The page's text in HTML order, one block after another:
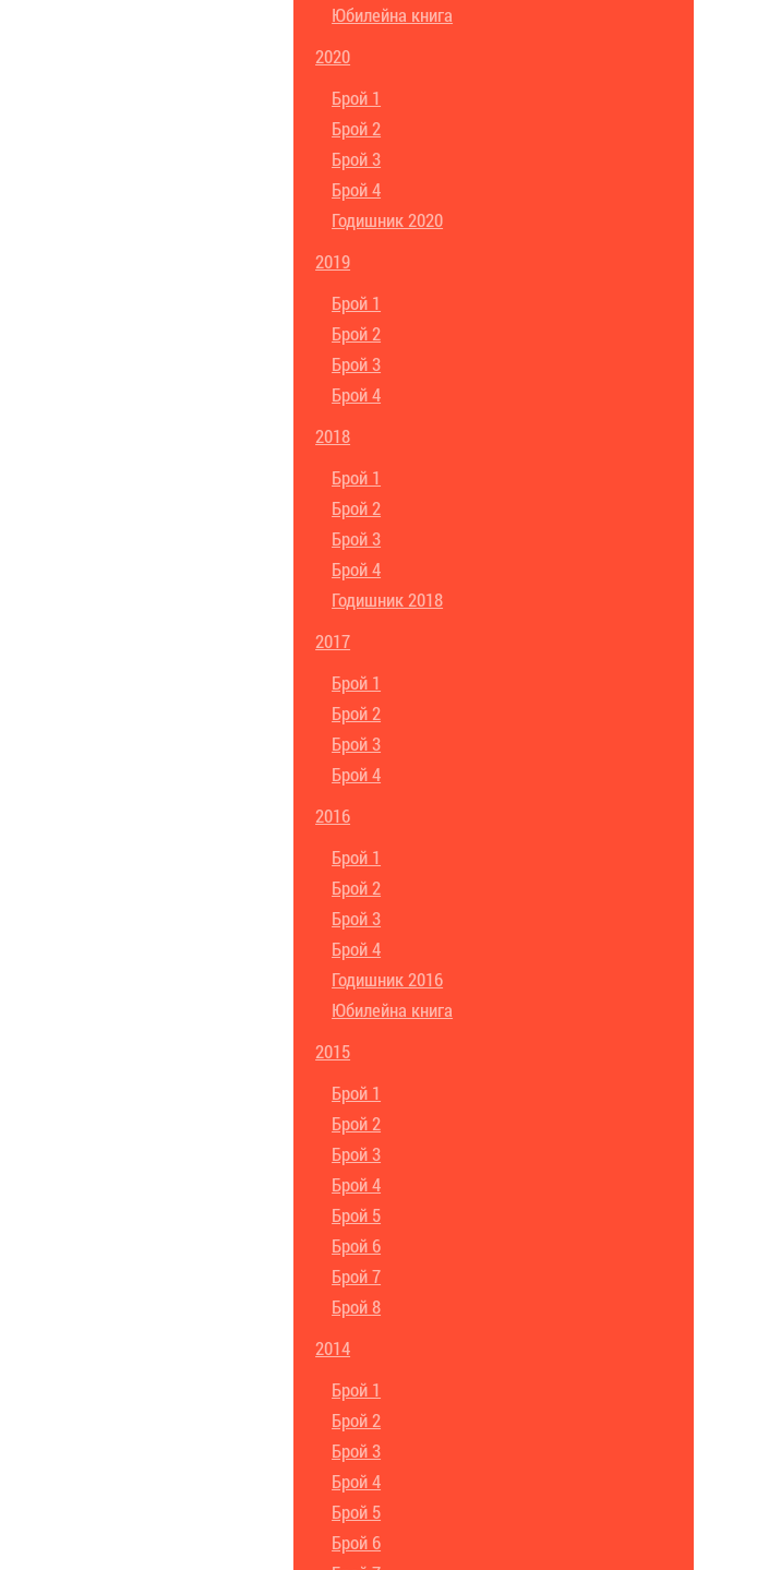
Юбилейна книга
2020
Брой 1
Брой 2
Брой 3
Брой 4
Годишник 2020
2019
Брой 1
Брой 2
Брой 3
Брой 4
2018
Брой 1
Брой 2
Брой 3
Брой 4
Годишник 2018
2017
Брой 1
Брой 2
Брой 3
Брой 4
2016
Брой 1
Брой 2
Брой 3
Брой 4
Годишник 2016
Юбилейна книга
2015
Брой 1
Брой 2
Брой 3
Брой 4
Брой 5
Брой 6
Брой 7
Брой 8
2014
Брой 1
Брой 2
Брой 3
Брой 4
Брой 5
Брой 6